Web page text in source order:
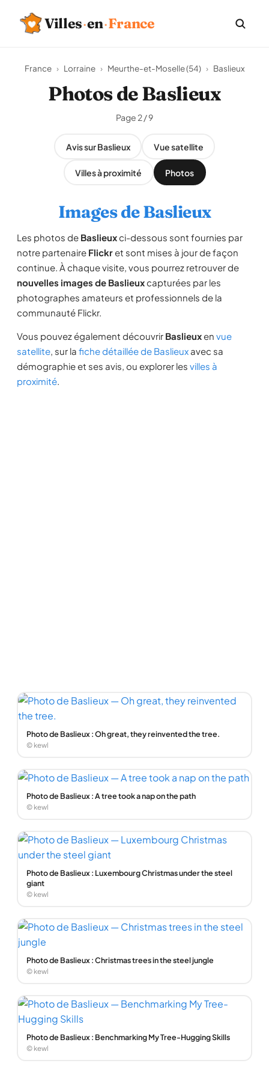
Villes·en·France
France › Lorraine › Meurthe-et-Moselle (54) › Baslieux
Photos de Baslieux
Page 2 / 9
Avis sur Baslieux Vue satellite
Villes à proximité Photos
Images de Baslieux
Les photos de Baslieuxci-dessous sont fournies par
notre partenaire Flickret sont mises à jour de façon
continue. À chaque visite, vous pourrez retrouver de
nouvelles images de Baslieuxcapturées par les
photographes amateurs et professionnels de la
communauté Flickr.
Vous pouvez également découvrir Baslieuxen vue
satellite, sur la fiche détaillée de Baslieux avec sa
démographie et ses avis, ou explorer les villes à
proximité.
Photo de Baslieux : Oh great, they reinvented the tree.
© kewl
Photo de Baslieux : A tree took a nap on the path
© kewl
Photo de Baslieux : Luxembourg Christmas under the steel
giant
© kewl
Photo de Baslieux : Christmas trees in the steel jungle
© kewl
Photo de Baslieux : Benchmarking My Tree-Hugging Skills
© kewl